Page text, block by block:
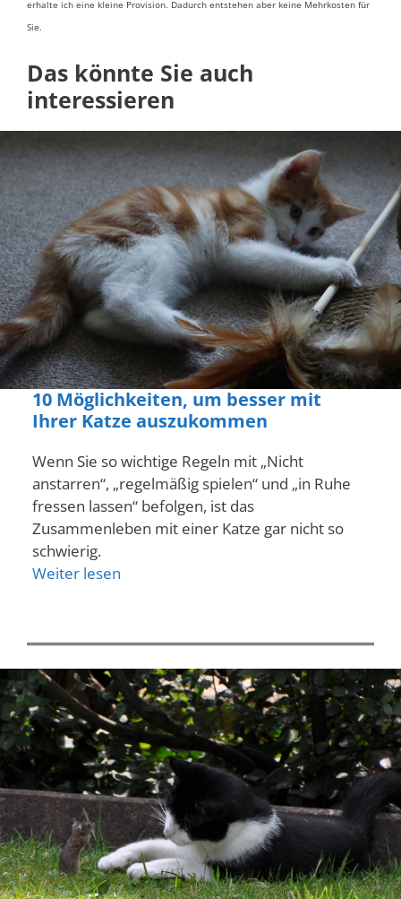
erhalte ich eine kleine Provision. Dadurch entstehen aber keine Mehrkosten für
Sie.
Das könnte Sie auch
interessieren
10 Möglichkeiten, um besser mit
Ihrer Katze auszukommen
Wenn Sie so wichtige Regeln mit „Nicht
anstarren“, „regelmäßig spielen“ und „in Ruhe
fressen lassen“ befolgen, ist das
Zusammenleben mit einer Katze gar nicht so
schwierig.
Weiter lesen